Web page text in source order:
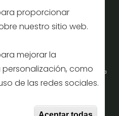
proporcionar
nuestro sitio web.
mejorar la
como
de las redes sociales.
de Segovia) y la Empresa
de Segovia © 2022
reservados.